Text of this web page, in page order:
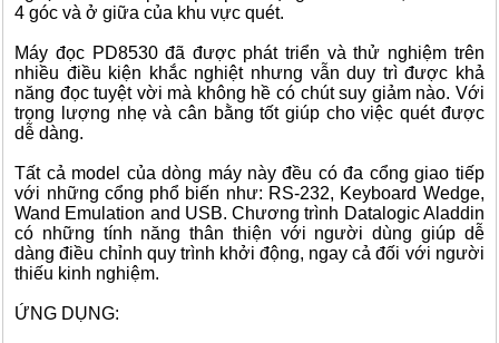
4 góc và ở giữa của khu vực quét.
Máy đọc PD8530 đã được phát triển và thử nghiệm trên
nhiều điều kiện khắc nghiệt nhưng vẫn duy trì được khả
năng đọc tuyệt vời mà không hề có chút suy giảm nào. Với
trọng lượng nhẹ và cân bằng tốt giúp cho việc quét được
dễ dàng.
Tất cả model của dòng máy này đều có đa cổng giao tiếp
với những cổng phổ biến như: RS-232, Keyboard Wedge,
Wand Emulation and USB. Chương trình Datalogic Aladdin
có những tính năng thân thiện với người dùng giúp dễ
dàng điều chỉnh quy trình khởi động, ngay cả đối với người
thiếu kinh nghiệm.
ỨNG DỤNG: